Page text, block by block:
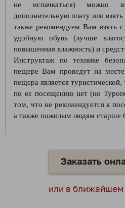
не испачкаться) можно
дополнительную плату или
также рекомендуем Вам взять
удобную обувь (лучше
повышенная влажность) и
Инструктаж по технике
пещере Вам проведут на
пещера является
по ее посещению нет (но
том, что не рекомендуется к
а также пожилым людям старше
Заказать
или в ближайшем